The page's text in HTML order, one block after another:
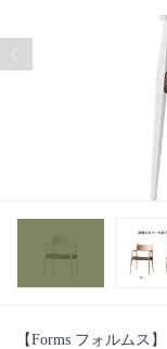
【Forms フォルムス】